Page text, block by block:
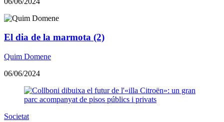
El dia de la marmota (2)
Quim Domene
06/06/2024
Societat